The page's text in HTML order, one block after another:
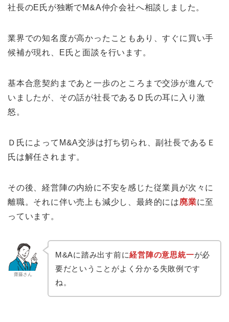
社長のE氏が独断でM&A仲介会社へ相談しました。
業界での知名度が高かったこともあり、すぐに買い手
候補が現れ、E氏と面談を行います。
基本合意契約まであと一歩のところまで交渉が進んで
いましたが、その話が社長であるＤ氏の耳に入り激
怒。
Ｄ氏によってM&A交渉は打ち切られ、副社長であるＥ
氏は解任されます。
その後、経営陣の内紛に不安を感じた従業員が次々に
離職。それに伴い売上も減少し、最終的には廃業に至
っています。
齋藤さん
M&Aに踏み出す前に経営陣の意思統一が必
要だということがよく分かる失敗例です
ね。